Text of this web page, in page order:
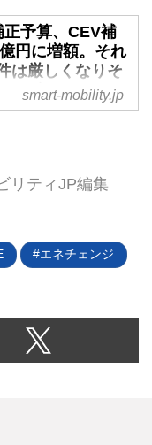
充電器
ス）」が、新電元
ら発表された。発
。本稿では日本の
交え、MITUS登場
してみたい。
サイバートラック
スタート。去る
日にはその納車式
2019年の発表以
万台を超えるプレ
る新型EVピック
「サイバービース
予算、CEV補
円に増額。それ
は厳しくなりそ
モビリティJP
進補助金）
和5年度当初予算
の1.4倍にもなる。
CEV補助金が継続
ったのは朗報と言
の条件はより厳し
smart-mobility.jp
リティJP編集
エネチェンジ